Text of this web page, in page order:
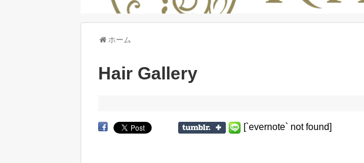
ホーム
Hair Gallery
[`evernote` not found]